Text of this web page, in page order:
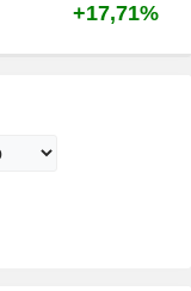
+17,71%